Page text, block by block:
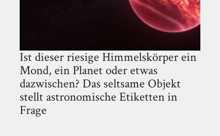
Ist dieser riesige Himmelskörper ein
Mond, ein Planet oder etwas
dazwischen? Das seltsame Objekt
stellt astronomische Etiketten in
Frage